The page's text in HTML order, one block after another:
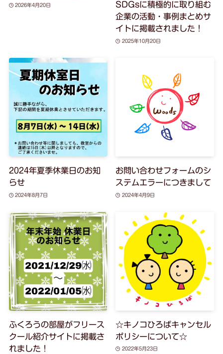
2026年4月20日
SDGsに積極的に取り組む
企業の活動・事例まとめサ
イトに掲載されました！
2025年10月20日
2024年夏季休業日のお知
らせ
2024年8月7日
お問い合わせフォームのシ
ステムエラーにつきまして
2024年4月9日
ふくろうの部屋がフリース
クール紹介サイトに掲載さ
れました！
☆キノコひろばキャンセル
ポリシーについて☆
2022年5月23日